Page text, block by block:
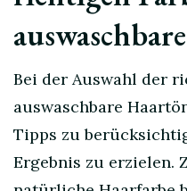
Bei der Auswahl der
auswaschbare
Tipps zu
Ergebnis zu erzielen.